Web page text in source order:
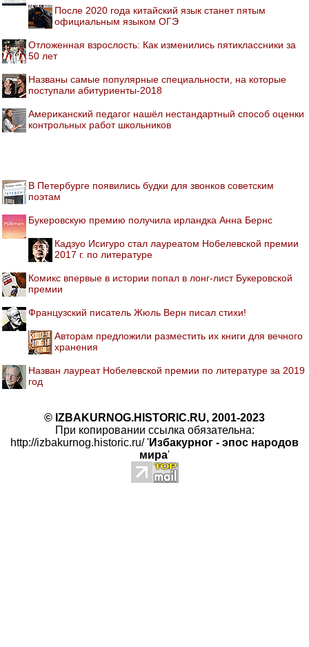
После 2020 года китайский язык станет пятым
официальным языком ОГЭ
Отложенная взрослость: Как изменились пятиклассники за
50 лет
Названы самые популярные специальности, на которые
поступали абитуриенты-2018
Американский педагог нашёл нестандартный способ оценки
контрольных работ школьников
В Петербурге появились будки для звонков советским
поэтам
Букеровскую премию получила ирландка Анна Бернс
Кадзуо Исигуро стал лауреатом Нобелевской премии
2017 г. по литературе
Комикс впервые в истории попал в лонг-лист Букеровской
премии
Французский писатель Жюль Верн писал стихи!
Авторам предложили разместить их книги для вечного
хранения
Назван лауреат Нобелевской премии по литературе за 2019
год
© IZBAKURNOG.HISTORIC.RU, 2001-2023
При копировании ссылка обязательна:
http://izbakurnog.historic.ru/ 'Избакурног - эпос народов
мира'